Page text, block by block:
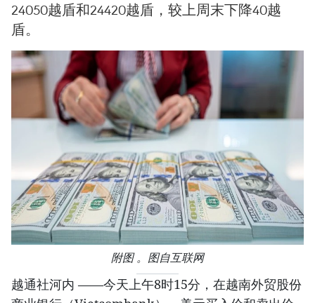
24050越盾和24420越盾，较上周末下降40越
盾。
附图 。图自互联网
越通社河内 ——今天上午8时15分，在越南外贸股份